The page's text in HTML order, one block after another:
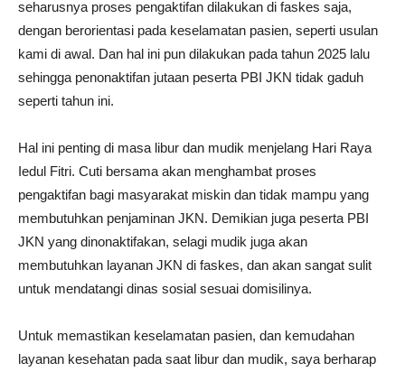
seharusnya proses pengaktifan dilakukan di faskes saja,
dengan berorientasi pada keselamatan pasien, seperti usulan
kami di awal. Dan hal ini pun dilakukan pada tahun 2025 lalu
sehingga penonaktifan jutaan peserta PBI JKN tidak gaduh
seperti tahun ini.
Hal ini penting di masa libur dan mudik menjelang Hari Raya
Iedul Fitri. Cuti bersama akan menghambat proses
pengaktifan bagi masyarakat miskin dan tidak mampu yang
membutuhkan penjaminan JKN. Demikian juga peserta PBI
JKN yang dinonaktifakan, selagi mudik juga akan
membutuhkan layanan JKN di faskes, dan akan sangat sulit
untuk mendatangi dinas sosial sesuai domisilinya.
Untuk memastikan keselamatan pasien, dan kemudahan
layanan kesehatan pada saat libur dan mudik, saya berharap